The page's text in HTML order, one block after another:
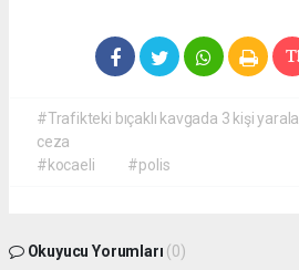
#Trafikteki bıçaklı kavgada 3 kişi
ceza
#kocaeli
#polis
Okuyucu Yorumları (0)